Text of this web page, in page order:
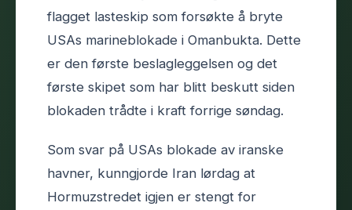
flagget lasteskip som forsøkte å bryte
USAs marineblokade i Omanbukta. Dette
er den første beslagleggelsen og det
første skipet som har blitt beskutt siden
blokaden trådte i kraft forrige søndag.
Som svar på USAs blokade av iranske
havner, kunngjorde Iran lørdag at
Hormuzstredet igjen er stengt for